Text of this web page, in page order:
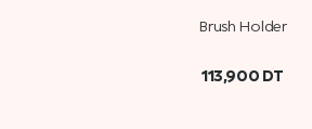
Brush Holder
113,900 DT